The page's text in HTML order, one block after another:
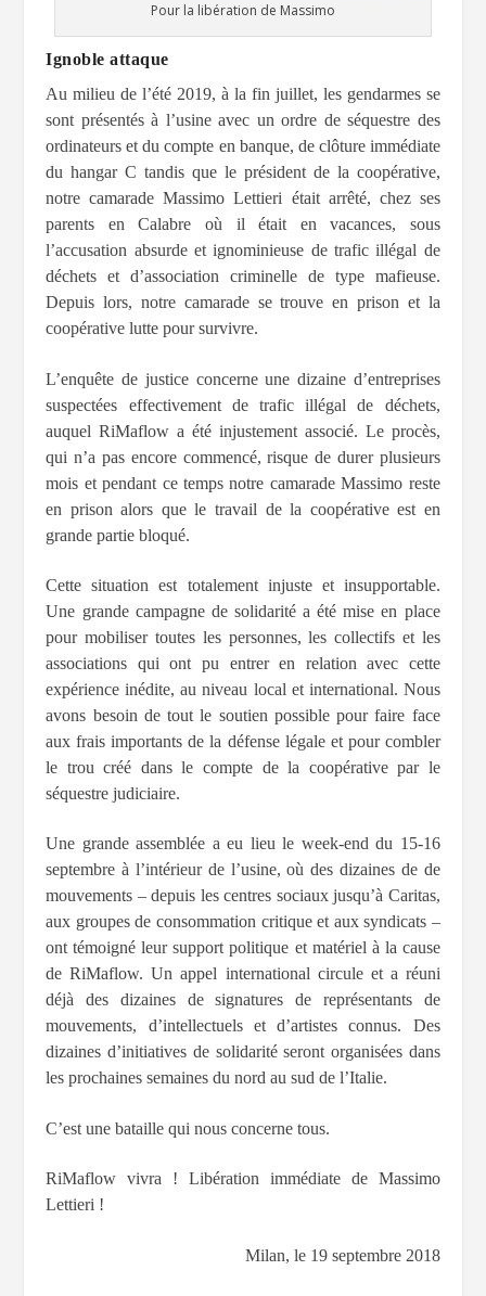
Pour la libération de Massimo
Ignoble attaque
Au milieu de l’été 2019, à la fin juillet, les gendarmes se
sont présentés à l’usine avec un ordre de séquestre des
ordinateurs et du compte en banque, de clôture immédiate
du hangar C tandis que le président de la coopérative,
notre camarade Massimo Lettieri était arrêté, chez ses
parents en Calabre où il était en vacances, sous
l’accusation absurde et ignominieuse de trafic illégal de
déchets et d’association criminelle de type mafieuse.
Depuis lors, notre camarade se trouve en prison et la
coopérative lutte pour survivre.
L’enquête de justice concerne une dizaine d’entreprises
suspectées effectivement de trafic illégal de déchets,
auquel RiMaflow a été injustement associé. Le procès,
qui n’a pas encore commencé, risque de durer plusieurs
mois et pendant ce temps notre camarade Massimo reste
en prison alors que le travail de la coopérative est en
grande partie bloqué.
Cette situation est totalement injuste et insupportable.
Une grande campagne de solidarité a été mise en place
pour mobiliser toutes les personnes, les collectifs et les
associations qui ont pu entrer en relation avec cette
expérience inédite, au niveau local et international. Nous
avons besoin de tout le soutien possible pour faire face
aux frais importants de la défense légale et pour combler
le trou créé dans le compte de la coopérative par le
séquestre judiciaire.
Une grande assemblée a eu lieu le week-end du 15-16
septembre à l’intérieur de l’usine, où des dizaines de de
mouvements – depuis les centres sociaux jusqu’à Caritas,
aux groupes de consommation critique et aux syndicats –
ont témoigné leur support politique et matériel à la cause
de RiMaflow. Un appel international circule et a réuni
déjà des dizaines de signatures de représentants de
mouvements, d’intellectuels et d’artistes connus. Des
dizaines d’initiatives de solidarité seront organisées dans
les prochaines semaines du nord au sud de l’Italie.
C’est une bataille qui nous concerne tous.
RiMaflow vivra ! Libération immédiate de Massimo
Lettieri !
Milan, le 19 septembre 2018